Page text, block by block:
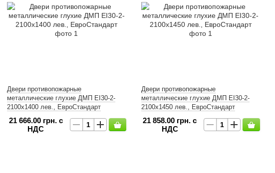
Двери противопожарные
металлические глухие ДМП ЕІ30-2-
2100х1400 лев., ЕвроСтандарт
21 666.00 грн. с
НДС
Двери противопожарные
металлические глухие ДМП ЕІ30-2-
2100х1450 лев., ЕвроСтандарт
21 858.00 грн. с
НДС